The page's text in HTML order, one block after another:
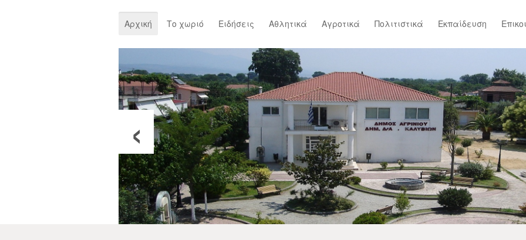
Αρχική Το χωριό Ειδήσεις Αθλητικά Αγροτικά Πολιτιστικά Εκπαίδευση
‹